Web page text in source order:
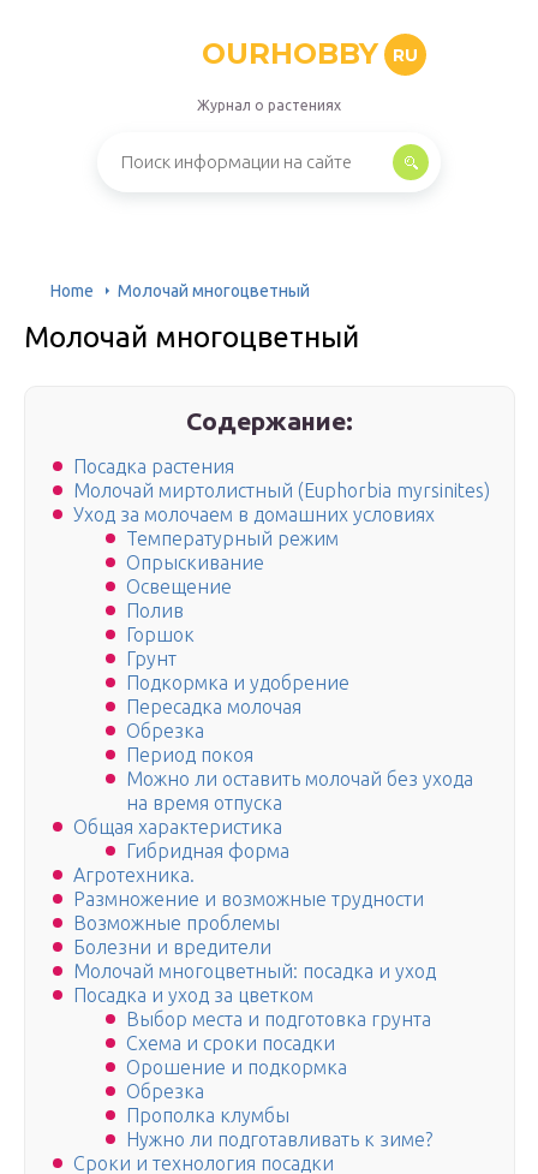
OURHOBBY RU
Журнал о растениях
Home Молочай многоцветный
Молочай многоцветный
Содержание:
Посадка растения
Молочай миртолистный (Euphorbia myrsinites)
Уход за молочаем в домашних условиях
Температурный режим
Опрыскивание
Освещение
Полив
Горшок
Грунт
Подкормка и удобрение
Пересадка молочая
Обрезка
Период покоя
Можно ли оставить молочай без ухода
на время отпуска
Общая характеристика
Гибридная форма
Агротехника.
Размножение и возможные трудности
Возможные проблемы
Болезни и вредители
Молочай многоцветный: посадка и уход
Посадка и уход за цветком
Выбор места и подготовка грунта
Схема и сроки посадки
Орошение и подкормка
Обрезка
Прополка клумбы
Нужно ли подготавливать к зиме?
Сроки и технология посадки